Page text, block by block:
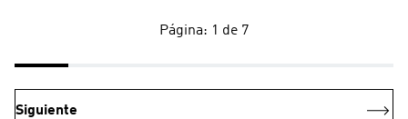
Página: 1 de 7
Siguiente